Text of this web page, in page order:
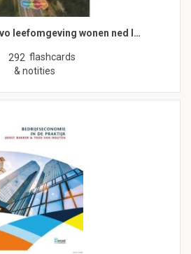
leefomgeving wonen ned l…
292 flashcards
& notities